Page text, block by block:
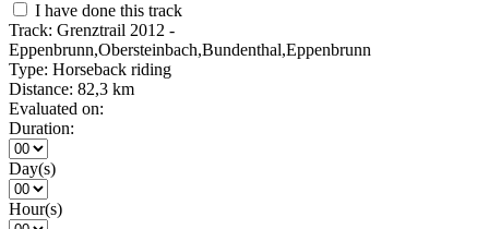
I have done this track
Track: Grenztrail 2012 -
Eppenbrunn,Obersteinbach,Bundenthal,Eppenbrunn
Type: Horseback riding
Distance: 82,3 km
Evaluated on:
Duration:
Day(s)
Hour(s)